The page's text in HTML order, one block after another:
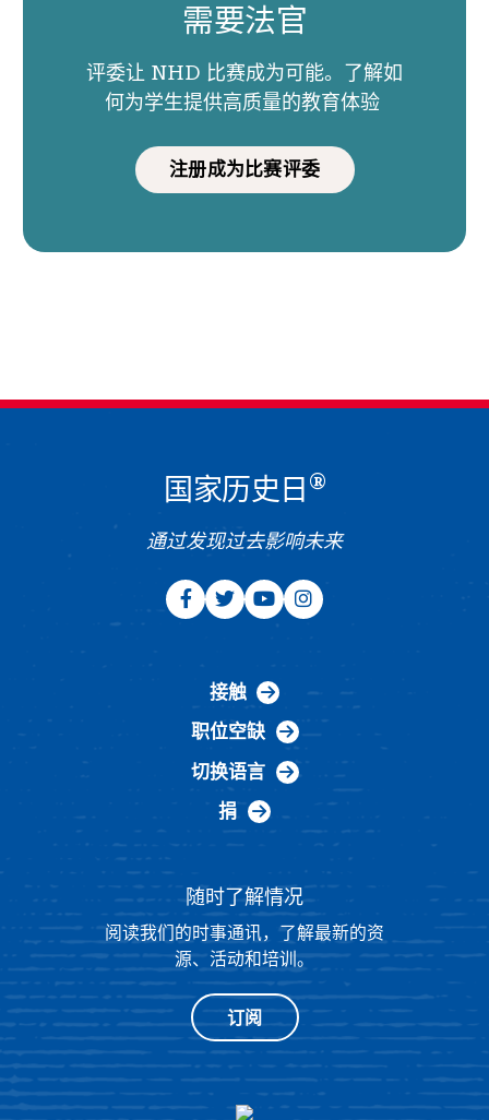
需要法官
评委让 NHD 比赛成为可能。了解如
何为学生提供高质量的教育体验
注册成为比赛评委
国家历史日 ®
通过发现过去影响未来
接触
职位空缺
切换语言
捐
随时了解情况
阅读我们的时事通讯，了解最新的资
源、活动和培训。
订阅